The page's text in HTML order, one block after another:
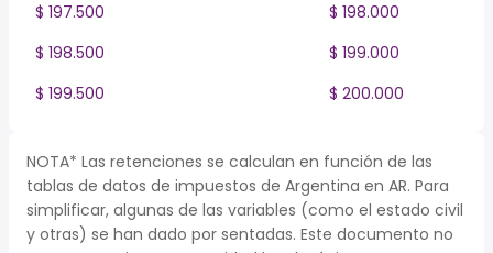
$ 197.500
$ 198.000
$ 198.500
$ 199.000
$ 199.500
$ 200.000
NOTA* Las retenciones se calculan en función de las
tablas de datos de impuestos de Argentina en AR. Para
simplificar, algunas de las variables (como el estado civil
y otras) se han dado por sentadas. Este documento no